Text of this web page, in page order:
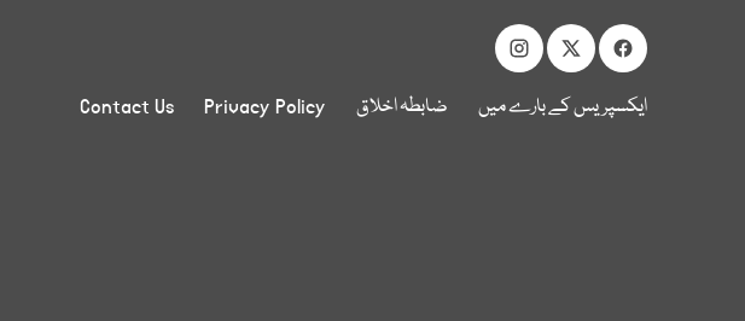
ایکسپریس کے بارے میں ضابطہ اخلاق Privacy Policy
Contact Us